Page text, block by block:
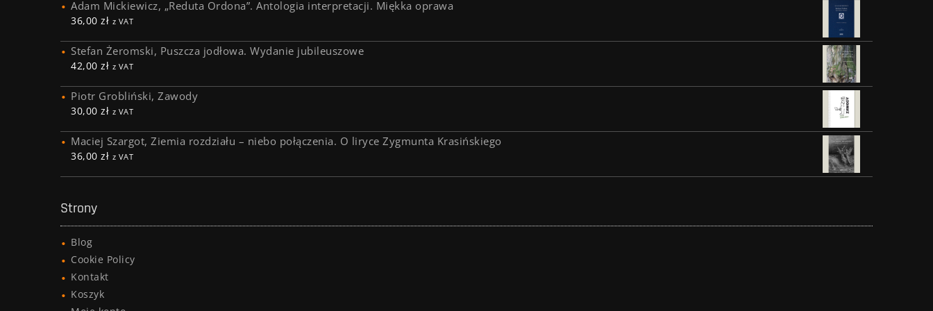
Adam Mickiewicz, „Reduta Ordona”. Antologia interpretacji. Miękka oprawa
36,00 zł z VAT
Stefan Żeromski, Puszcza jodłowa. Wydanie jubileuszowe
42,00 zł z VAT
Piotr Grobliński, Zawody
30,00 zł z VAT
Maciej Szargot, Ziemia rozdziału – niebo połączenia. O liryce Zygmunta Krasińskiego
36,00 zł z VAT
Strony
Blog
Cookie Policy
Kontakt
Koszyk